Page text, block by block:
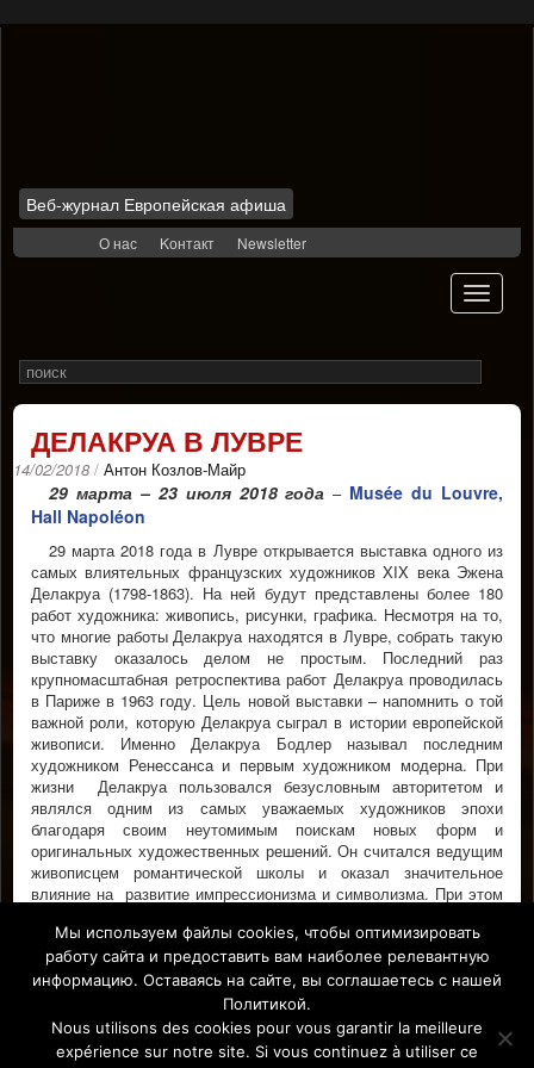
Веб-журнал Европейская афиша
О нас Kонтакт Newsletter
Toggle
Search
for
ДЕЛАКРУА В ЛУВРЕ
14/02/2018 / Антон Козлов-Майр
29 марта – 23 июля 2018 года – Musée du Louvre,
Hall Napoléon
29 марта 2018 года в Лувре открывается выставка одного из
самых влиятельных французских художников XIX века Эжена
Делакруа (1798-1863). На ней будут представлены более 180
работ художника: живопись, рисунки, графика. Несмотря на то,
что многие работы Делакруа находятся в Лувре, собрать такую
выставку оказалось делом не простым. Последний раз
крупномасштабная ретроспектива работ Делакруа проводилась
в Париже в 1963 году. Цель новой выставки – напомнить о той
важной роли, которую Делакруа сыграл в истории европейской
живописи. Именно Делакруа Бодлер называл последним
художником Ренессанса и первым художником модерна. При
жизни Делакруа пользовался безусловным авторитетом и
являлся одним из самых уважаемых художников эпохи
благодаря своим неутомимым поискам новых форм и
оригинальных художественных решений. Он считался ведущим
живописцем романтической школы и оказал значительное
влияние на развитие импрессионизма и символизма. При этом
школы. Всем любителям живописи крайне рекомендуется.
ПАРИЖ - ФРАНЦИЯ
Facebook
Мы используем файлы cookies, чтобы оптимизировать
работу сайта и предоставить вам наиболее релевантную
информацию. Оставаясь на сайте, вы соглашаетесь с нашей
Политикой.
Nous utilisons des cookies pour vous garantir la meilleure
expérience sur notre site. Si vous continuez à utiliser ce